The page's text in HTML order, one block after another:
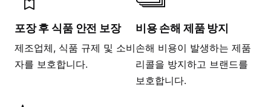
포장 후 식품 안전 보장
제조업체, 식품 규제 및 소비
자를 보호합니다.
비용 손해 제품 방지
손해 비용이 발생하는 제품
리콜을 방지하고 브랜드를
보호합니다.